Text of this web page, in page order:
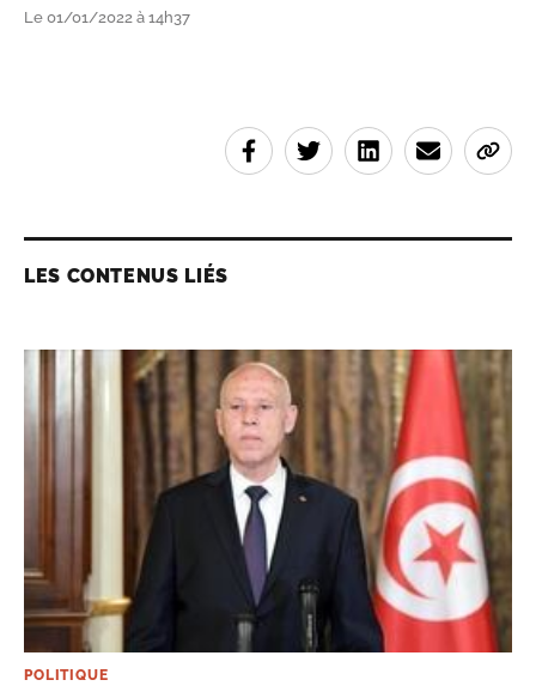
Le 01/01/2022 à 14h37
LES CONTENUS LIÉS
POLITIQUE